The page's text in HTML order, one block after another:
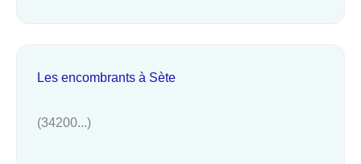
Les encombrants à Sète
(34200...)